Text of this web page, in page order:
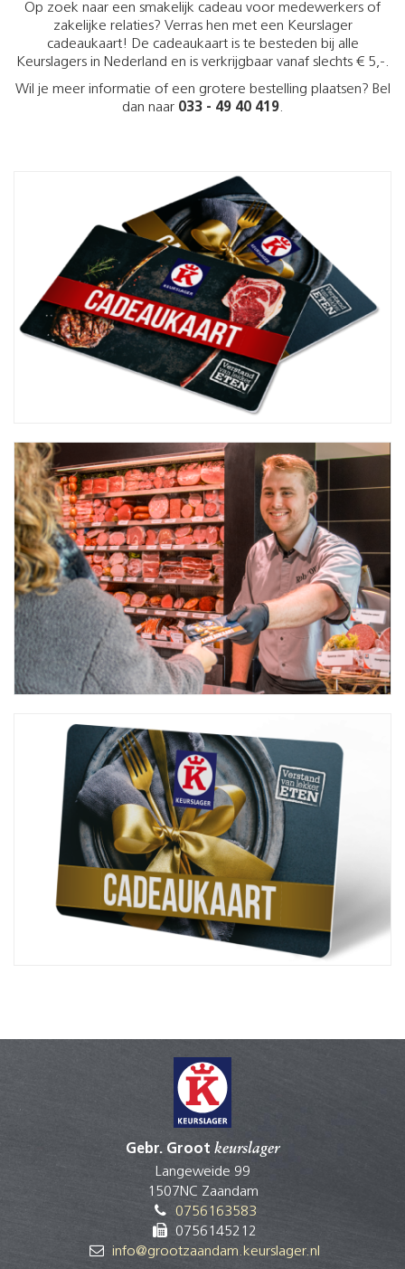
Op zoek naar een smakelijk cadeau voor medewerkers of
zakelijke relaties? Verras hen met een Keurslager
cadeaukaart! De cadeaukaart is te besteden bij alle
Keurslagers in Nederland en is verkrijgbaar vanaf slechts € 5,-.
Wil je meer informatie of een grotere bestelling plaatsen? Bel
dan naar 033 - 49 40 419.
Gebr. Groot keurslager
Langeweide 99
1507NC Zaandam
0756163583
0756145212
info@grootzaandam.keurslager.nl